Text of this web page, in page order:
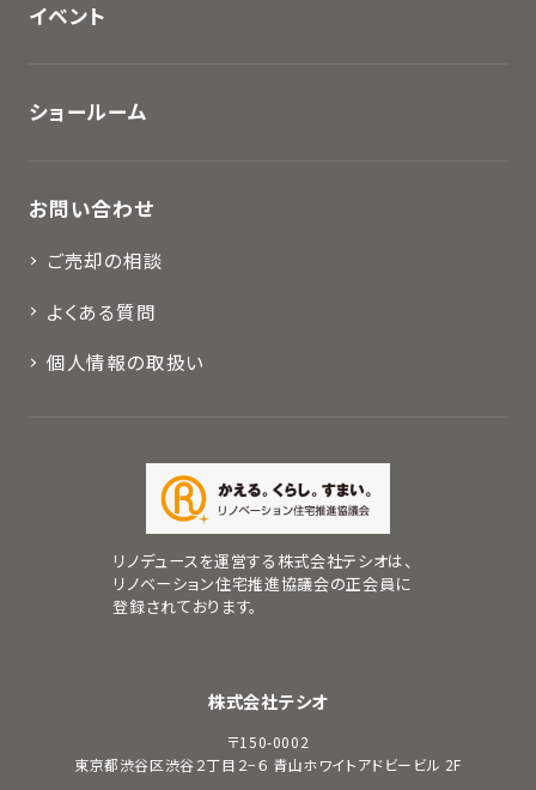
イベント
ショールーム
お問い合わせ
ご売却の相談
よくある質問
個人情報の取扱い
リノデュースを運営する株式会社テシオは、
リノベーション住宅推進協議会の正会員に
登録されております。
株式会社テシオ
〒150-0002
東京都渋谷区渋谷２丁目２−６ 青山ホワイトアドビービル 2F